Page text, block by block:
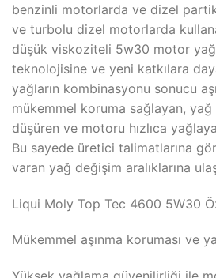
benzinli motorlarda ve dizel
ve turbolu dizel motorlarda
düşük viskoziteli 5w30 motor
teknolojisine ve yeni katkılara
yağların kombinasyonu sonucu
mükemmel koruma sağlayan,
düşüren ve motoru hızlıca
Bu sayede üretici talimatlarına
varan yağ değişim aralıklarına
Liqui Moly Top Tec 4600 5W30
Mükemmel aşınma koruması ve